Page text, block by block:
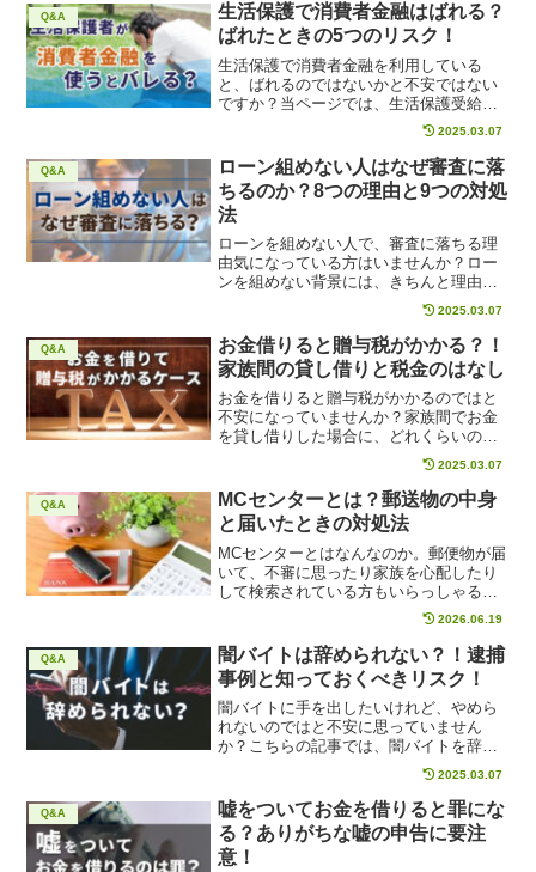
Q&A
生活保護で消費者金融はばれる？
ばれたときの5つのリスク！
生活保護で消費者金融を利用している
と、ばれるのではないかと不安ではない
ですか？当ページでは、生活保護受給者
が消費者金融を利用したらばれる可能性
がどれくらいあるのか、消費者金融利用
がばれた場合、どんなリスクがあるの
か、具体的に解説します。お金に困って
いる生活保護受給者は必見の内容です。
2025.03.07
Q&A
ローン組めない人はなぜ審査に落
ちるのか？8つの理由と9つの対処
法
ローンを組めない人で、審査に落ちる理
由気になっている方はいませんか？ロー
ンを組めない背景には、きちんと理由が
あるのです。当ページでは、ローンの審
査に落ちる理由や、対処法を具体的に紹
介します。自分が何故ローン審査に落ち
るか原因を把握し、今回紹介する対処法
を実践して、ローン審査を通過しましょ
う。
2025.03.07
Q&A
お金借りると贈与税がかかる？！
家族間の貸し借りと税金のはなし
お金を借りると贈与税がかかるのではと
不安になっていませんか？家族間でお金
を貸し借りした場合に、どれくらいの金
額でどのくらい贈与税がかかるか具体的
に解説します。家族間の貸し借りで贈与
税がかかる事例なども紹介するので、家
族からお金を借りようと思っている方
は、ぜひ当ページを参考にしてくださ
い。
2025.03.07
Q&A
MCセンターとは？郵送物の中身
と届いたときの対処法
MCセンターとはなんなのか。郵便物が届
いて、不審に思ったり家族を心配したり
して検索されている方もいらっしゃるで
しょう。知らない社名での郵送物は、ど
ういった中身なのか不安になりますよ
ね。このページでは、MCセンターからの
郵送物の内容や届いた時の対処法につい
て詳しく解説します。
2026.06.19
Q&A
闇バイトは辞められない？！逮捕
事例と知っておくべきリスク！
闇バイトに手を出したいけれど、やめら
れないのではと不安に思っていません
か？こちらの記事では、闇バイトを辞め
ることは可能なのか、闇バイトに手を出
した際にどんなリスクが発生するか、具
体的に解説しています。お金に困って闇
バイトに手を染める前に、闇バイトに潜
む危険性や逮捕事例を熟知しておきまし
ょう。
2025.03.07
Q&A
嘘をついてお金を借りると罪にな
る？ありがちな嘘の申告に要注
意！